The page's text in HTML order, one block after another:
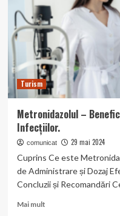
în
tratamentul
afecțiunilor
inflamatorii.
Turism
Metronidazolul –
Infecțiilor.
comunicat 29 mai 2024
Cuprins Ce este
de Administrare și Dozaj
Concluzii și Recomandări
Mai multRead